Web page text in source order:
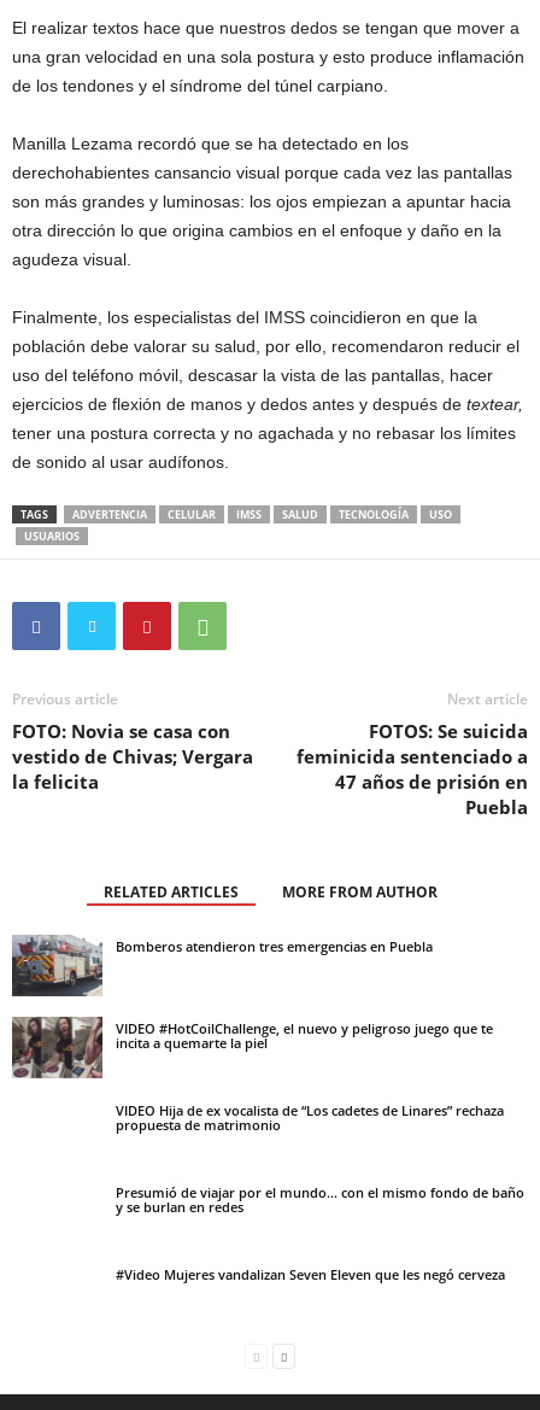
El realizar textos hace que nuestros dedos se tengan que mover a
una gran velocidad en una sola postura y esto produce inflamación
de los tendones y el síndrome del túnel carpiano.
Manilla Lezama recordó que se ha detectado en los
derechohabientes cansancio visual porque cada vez las pantallas
son más grandes y luminosas: los ojos empiezan a apuntar hacia
otra dirección lo que origina cambios en el enfoque y daño en la
agudeza visual.
Finalmente, los especialistas del IMSS coincidieron en que la
población debe valorar su salud, por ello, recomendaron reducir el
uso del teléfono móvil, descasar la vista de las pantallas, hacer
ejercicios de flexión de manos y dedos antes y después de textear,
tener una postura correcta y no agachada y no rebasar los límites
de sonido al usar audífonos.
TAGS ADVERTENCIA CELULAR IMSS SALUD TECNOLOGÍA
USO
USUARIOS
Previous article
FOTO: Novia se casa con
vestido de Chivas; Vergara
la felicita
Next article
FOTOS: Se suicida
feminicida sentenciado a
47 años de prisión en
Puebla
RELATED ARTICLES MORE FROM AUTHOR
Bomberos atendieron tres emergencias en Puebla
VIDEO #HotCoilChallenge, el nuevo y peligroso juego que te
incita a quemarte la piel
VIDEO Hija de ex vocalista de “Los cadetes de Linares” rechaza
propuesta de matrimonio
Presumió de viajar por el mundo… con el mismo fondo de baño
y se burlan en redes
#Video Mujeres vandalizan Seven Eleven que les negó cerveza